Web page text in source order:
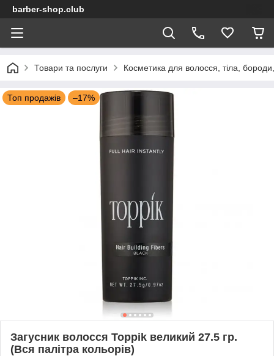
barber-shop.club
Товари та послуги Косметика для волосся, тіла,
Топ продажів –17%
Загусник волосся Toppik великий 27.5 гр.
(Вся палітра кольорів)